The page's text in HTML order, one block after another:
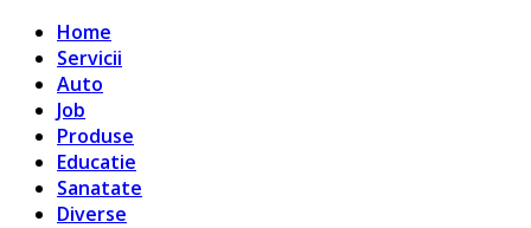
Home
Servicii
Auto
Job
Produse
Educatie
Sanatate
Diverse